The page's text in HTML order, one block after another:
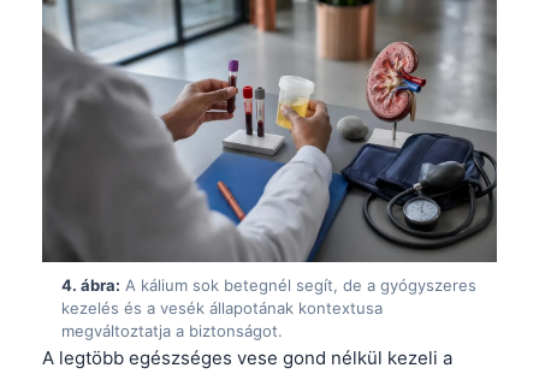
4. ábra: A kálium sok betegnél segít, de a gyógyszeres
kezelés és a vesék állapotának kontextusa
megváltoztatja a biztonságot.
A legtöbb egészséges vese gond nélkül kezeli a